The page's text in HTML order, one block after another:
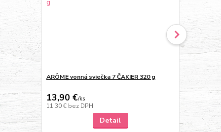
ARÔME vonná sviečka 7 ČAKIER 320 g
13,90 €/ks
11,30 € bez DPH
Detail
ARÔME
13,90 €
bez